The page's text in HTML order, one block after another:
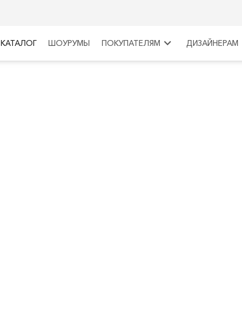
КАТАЛОГ ШОУРУМЫ ПОКУПАТЕЛЯМ keyboard_arrow_right ДИЗАЙНЕРАМ